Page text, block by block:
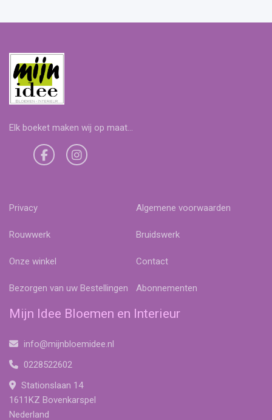
Elk boeket maken wij op maat...
Privacy Algemene voorwaarden
Rouwwerk Bruidswerk
Onze winkel Contact
Bezorgen van uw Bestellingen Abonnementen
Mijn Idee Bloemen en Interieur
info@mijnbloemidee.nl
0228522602
Stationslaan 14
1611KZ Bovenkarspel
Nederland